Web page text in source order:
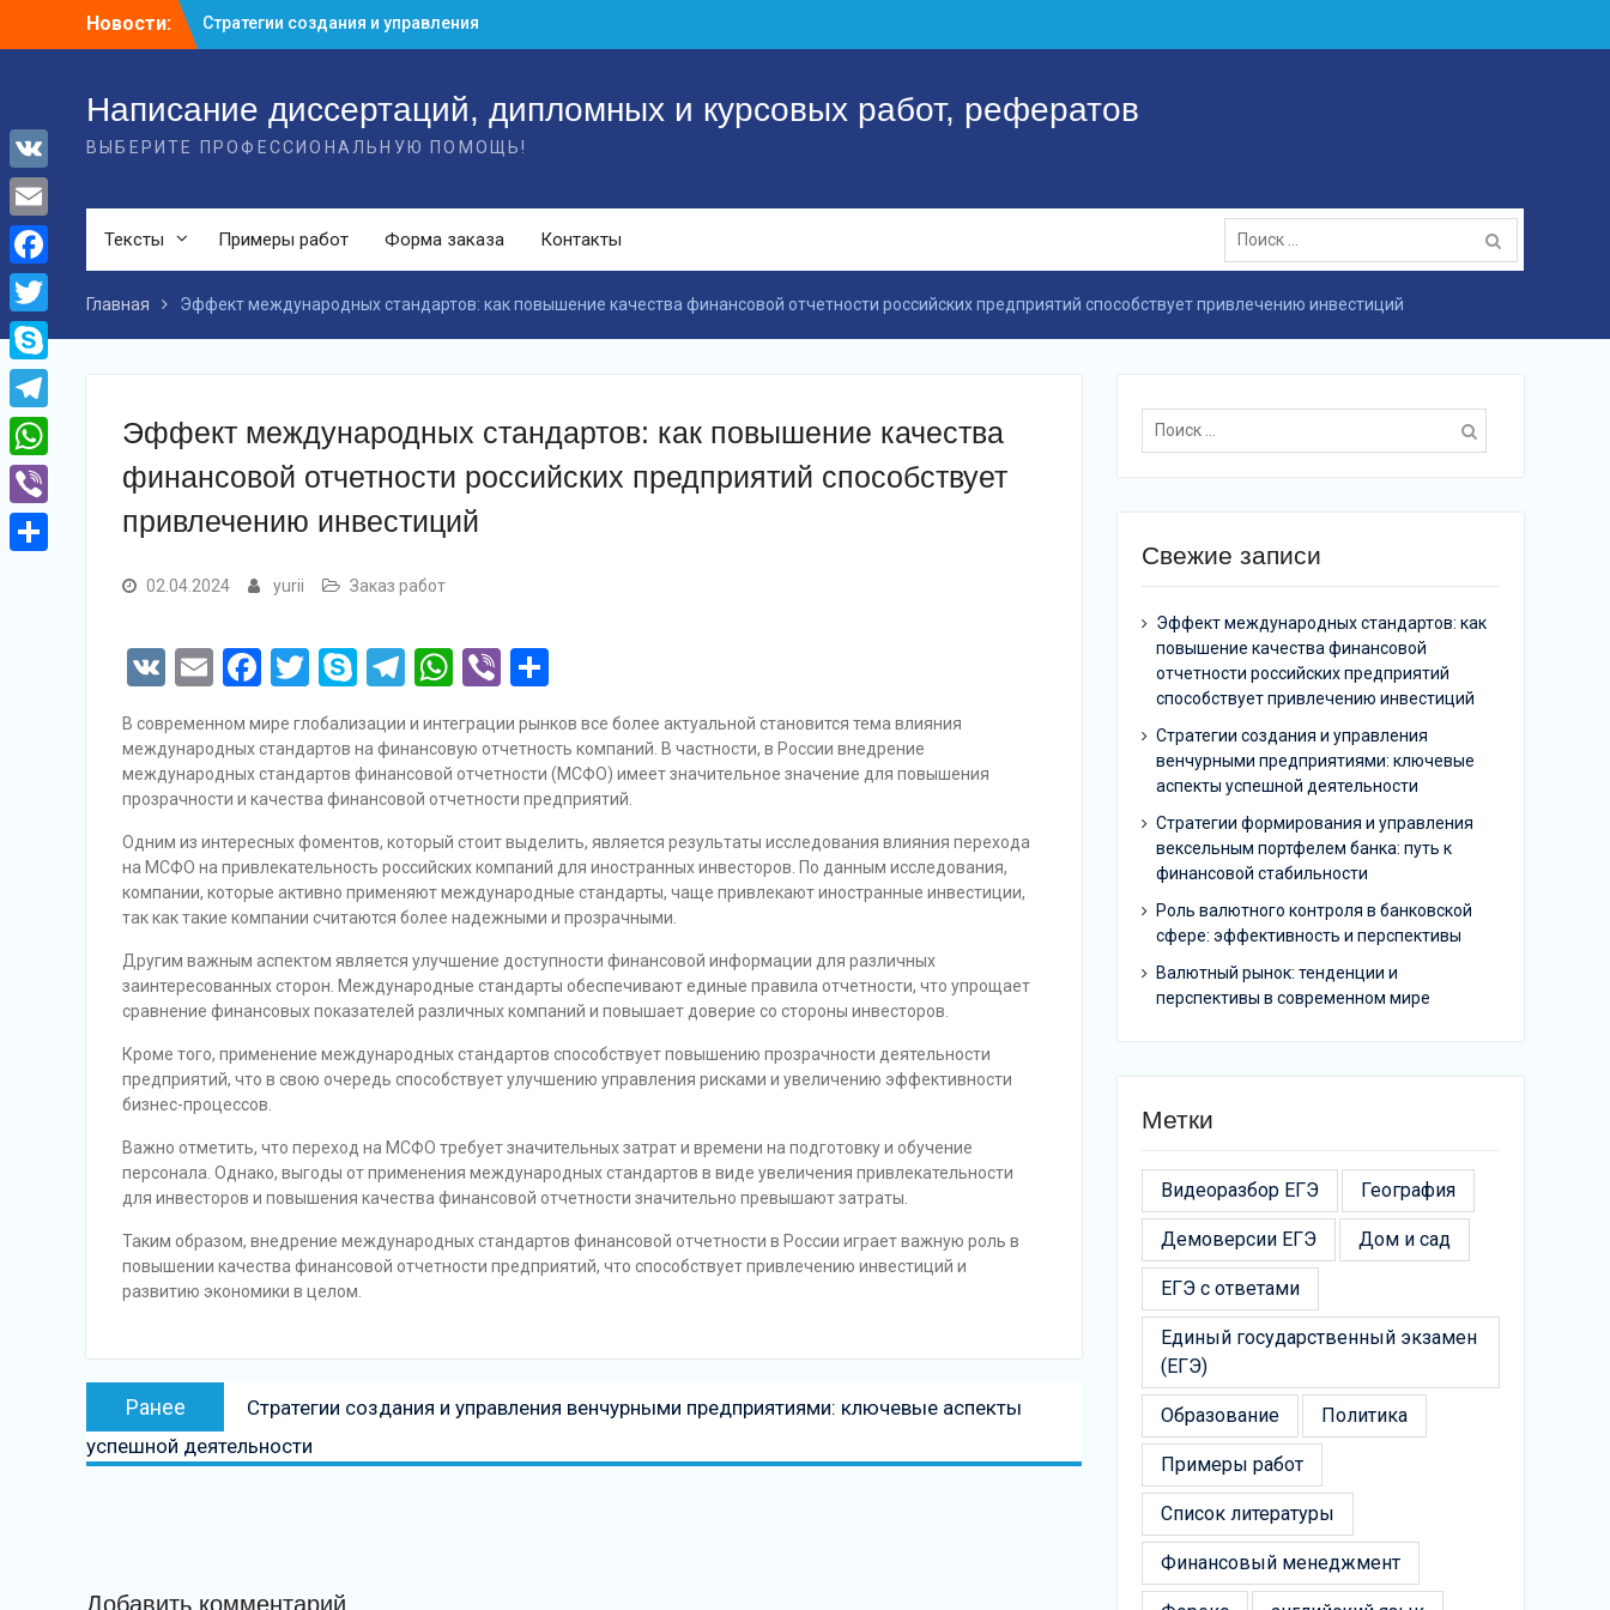
Новости:
Стратегии создания и управления
венчурными предприятиями:
Стратегии формирования и управления
вексельным портфелем банка: путь к
отчетности российских предприятий
способствует привлечению
инвестиций
Написание диссертаций, дипломных и курсовых работ, рефератов
ВЫБЕРИТЕ ПРОФЕССИОНАЛЬНУЮ ПОМОЩЬ!
Тексты Примеры работ Форма заказа Контакты
Поиск:
Главная Эффект международных стандартов: как повышение качества финансовой отчетности российских предприятий способствует привлечению инвестиций
Эффект международных стандартов: как повышение качества
финансовой отчетности российских предприятий способствует
привлечению инвестиций
02.04.2024 yurii Заказ работ
VK EmailFacebook
Twitter
SkypeTelegram
WhatsApp
Viber
В современном мире глобализации и интеграции рынков все более актуальной становится тема влияния
международных стандартов на финансовую отчетность компаний. В частности, в России внедрение
международных стандартов финансовой отчетности (МСФО) имеет значительное значение для повышения
прозрачности и качества финансовой отчетности предприятий.
Одним из интересных фоментов, который стоит выделить, является результаты исследования влияния перехода
на МСФО на привлекательность российских компаний для иностранных инвесторов. По данным исследования,
компании, которые активно применяют международные стандарты, чаще привлекают иностранные инвестиции,
так как такие компании считаются более надежными и прозрачными.
Другим важным аспектом является улучшение доступности финансовой информации для различных
заинтересованных сторон. Международные стандарты обеспечивают единые правила отчетности, что упрощает
сравнение финансовых показателей различных компаний и повышает доверие со стороны инвесторов.
Кроме того, применение международных стандартов способствует повышению прозрачности деятельности
предприятий, что в свою очередь способствует улучшению управления рисками и увеличению эффективности
бизнес-процессов.
Важно отметить, что переход на МСФО требует значительных затрат и времени на подготовку и обучение
персонала. Однако, выгоды от применения международных стандартов в виде увеличения привлекательности
для инвесторов и повышения качества финансовой отчетности значительно превышают затраты.
Таким образом, внедрение международных стандартов финансовой отчетности в России играет важную роль в
повышении качества финансовой отчетности предприятий, что способствует привлечению инвестиций и
развитию экономики в целом.
Навигация
записям
Ранее
запись:
Стратегии создания и управления венчурными предприятиями: ключевые аспекты
успешной деятельности
Добавить комментарий
Поиск:
Свежие записи
Эффект международных стандартов: как
повышение качества финансовой
отчетности российских предприятий
способствует привлечению инвестиций
Стратегии создания и управления
венчурными предприятиями: ключевые
аспекты успешной деятельности
Стратегии формирования и управления
вексельным портфелем банка: путь к
финансовой стабильности
Роль валютного контроля в банковской
сфере: эффективность и перспективы
Валютный рынок: тенденции и
перспективы в современном мире
Метки
Видеоразбор ЕГЭ География
Демоверсии ЕГЭ Дом и сад
ЕГЭ с ответами
Единый государственный экзамен
(ЕГЭ)
Образование Политика
Примеры работ
Список литературы
Финансовый менеджмент
VK
Email
Facebook
Twitter
Skype
Telegram
WhatsApp
Viber